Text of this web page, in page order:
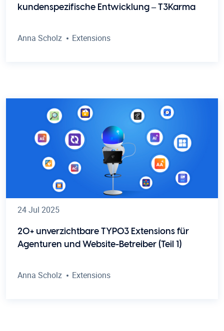
kundenspezifische Entwicklung – T3Karma
Anna Scholz Extensions
24 Jul 2025
20+ unverzichtbare TYPO3 Extensions für
Agenturen und Website-Betreiber (Teil 1)
Anna Scholz Extensions